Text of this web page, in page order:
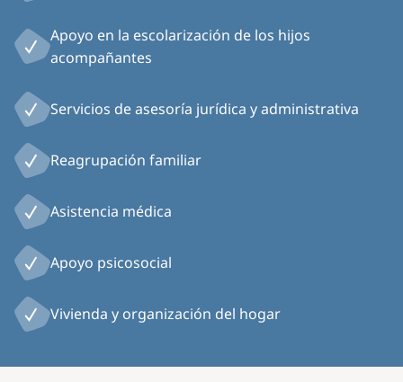
Apoyo en la escolarización de los hijos
acompañantes
Servicios de asesoría jurídica y administrativa
Reagrupación familiar
Asistencia médica
Apoyo psicosocial
Vivienda y organización del hogar